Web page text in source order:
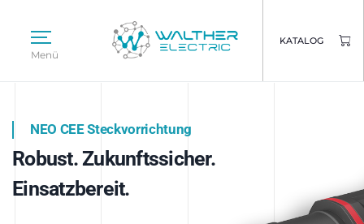
Menü
KATALOG
Intelligente Stromverteilung
NEO CEE Steckvorrichtung
Robust. Zukunftssicher.
Einsatzbereit.
Intelligenz trifft Energie.